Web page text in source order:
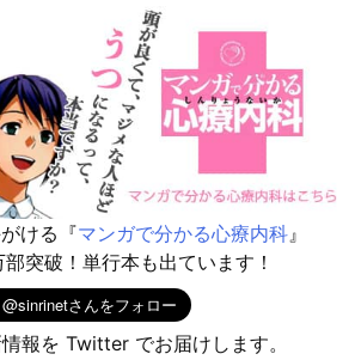
ける『マンガで分かる心療内科 』
突破！単行本も出ています！
報を Twitter でお届けします。